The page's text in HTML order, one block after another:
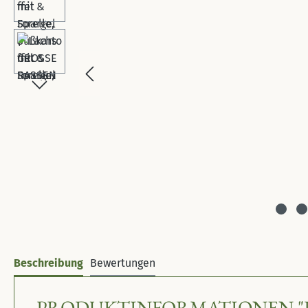
Beschreibung Bewertungen